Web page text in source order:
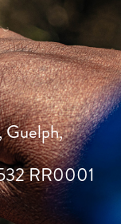
Guelph,
RR0001